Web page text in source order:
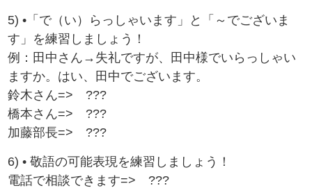
5) •「で（い）らっしゃいます」と「～でございま
す」を練習しましょう！
例：田中さん→失礼ですが、田中様でいらっしゃい
ますか。はい、田中でございます。
鈴木さん=> ???
橋本さん=> ???
加藤部長=> ???
6) • 敬語の可能表現を練習しましょう！
電話で相談できます=> ???